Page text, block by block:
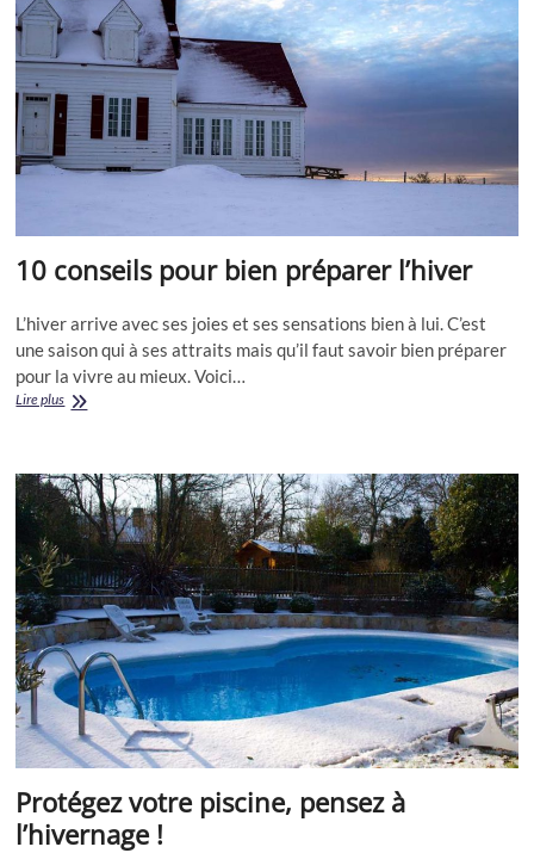
10 conseils pour bien préparer l’hiver
L’hiver arrive avec ses joies et ses sensations bien à lui. C’est
une saison qui à ses attraits mais qu’il faut savoir bien préparer
pour la vivre au mieux. Voici…
Lire plus10
préparer
l’hiver
Protégez votre piscine, pensez à
l’hivernage !